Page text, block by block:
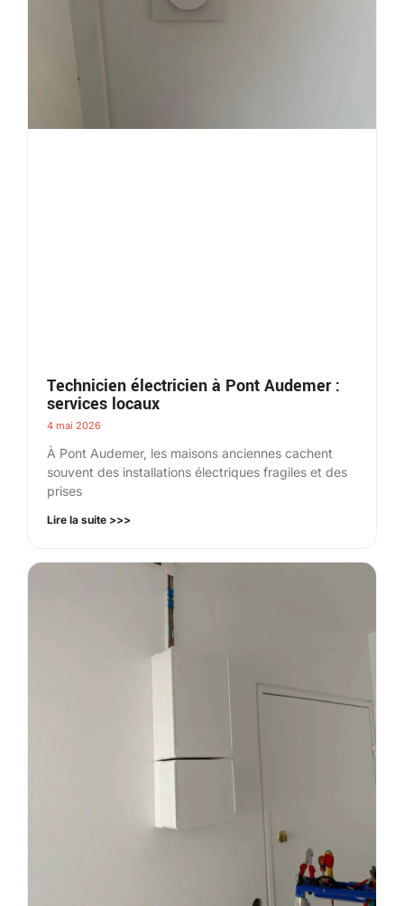
Technicien électricien à Pont Audemer :
services locaux
4 mai 2026
À Pont Audemer, les maisons anciennes cachent
souvent des installations électriques fragiles et des
prises
Lire la suite >>>